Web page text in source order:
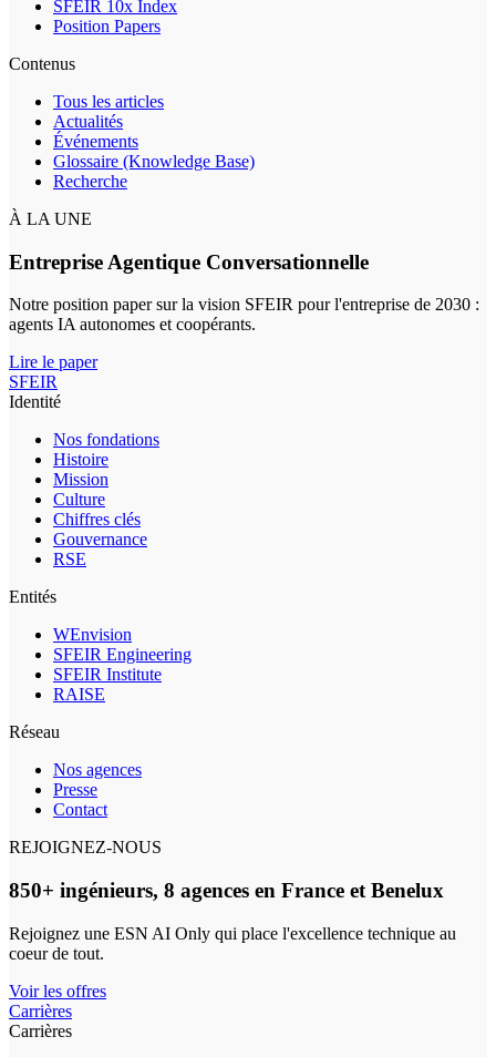
SFEIR 10x Index
Position Papers
Contenus
Tous les articles
Actualités
Événements
Glossaire (Knowledge Base)
Recherche
À LA UNE
Entreprise Agentique Conversationnelle
Notre position paper sur la vision SFEIR pour l'entreprise de 2030 :
agents IA autonomes et coopérants.
Lire le paper
SFEIR
Identité
Nos fondations
Histoire
Mission
Culture
Chiffres clés
Gouvernance
RSE
Entités
WEnvision
SFEIR Engineering
SFEIR Institute
RAISE
Réseau
Nos agences
Presse
Contact
REJOIGNEZ-NOUS
850+ ingénieurs, 8 agences en France et Benelux
Rejoignez une ESN AI Only qui place l'excellence technique au
coeur de tout.
Voir les offres
Carrières
Carrières